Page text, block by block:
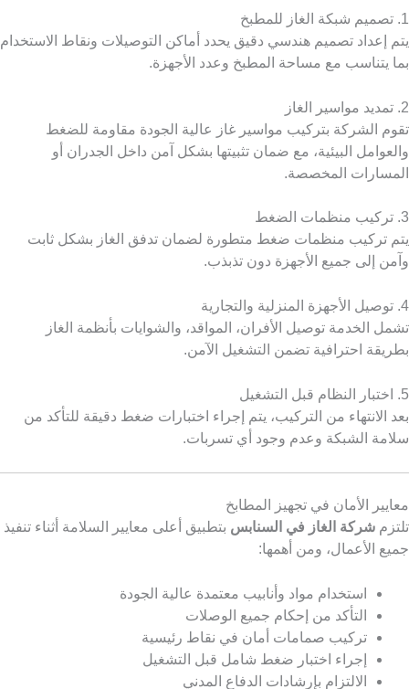
1. تصميم شبكة الغاز للمطبخ
يتم إعداد تصميم هندسي دقيق يحدد أماكن التوصيلات ونقاط الاستخدام
بما يتناسب مع مساحة المطبخ وعدد الأجهزة.
2. تمديد مواسير الغاز
تقوم الشركة بتركيب مواسير غاز عالية الجودة مقاومة للضغط
والعوامل البيئية، مع ضمان تثبيتها بشكل آمن داخل الجدران أو
المسارات المخصصة.
3. تركيب منظمات الضغط
يتم تركيب منظمات ضغط متطورة لضمان تدفق الغاز بشكل ثابت
وآمن إلى جميع الأجهزة دون تذبذب.
4. توصيل الأجهزة المنزلية والتجارية
تشمل الخدمة توصيل الأفران، المواقد، والشوايات بأنظمة الغاز
بطريقة احترافية تضمن التشغيل الآمن.
5. اختبار النظام قبل التشغيل
بعد الانتهاء من التركيب، يتم إجراء اختبارات ضغط دقيقة للتأكد من
سلامة الشبكة وعدم وجود أي تسربات.
معايير الأمان في تجهيز المطابخ
تلتزم شركة الغاز في السنابس بتطبيق أعلى معايير السلامة أثناء تنفيذ
جميع الأعمال، ومن أهمها:
استخدام مواد وأنابيب معتمدة عالية الجودة
التأكد من إحكام جميع الوصلات
تركيب صمامات أمان في نقاط رئيسية
إجراء اختبار ضغط شامل قبل التشغيل
الالتزام بإرشادات الدفاع المدني